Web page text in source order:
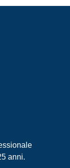
anni.